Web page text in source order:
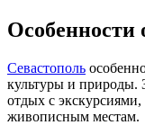
Особенности
Севастополь
культуры и природы.
отдых с
живописным местам.